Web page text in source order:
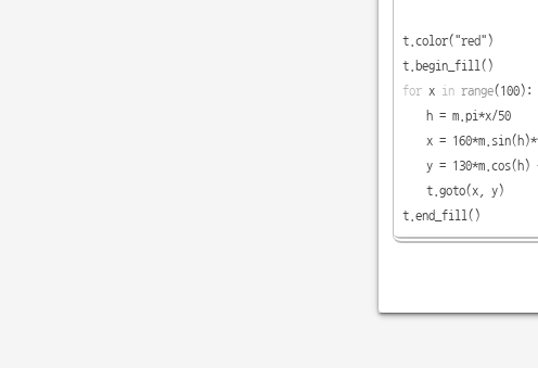
t.color( "red" )
t.begin_fill()
forx in range(100):
h = m.pi*x/50
x =
y =
t.goto(x, y)
t.end_fill()